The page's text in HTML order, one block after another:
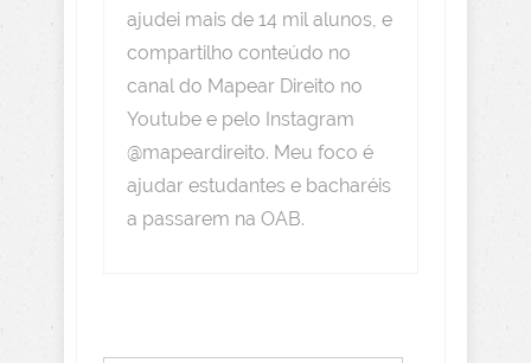
ajudei mais de 14 mil alunos, e
compartilho conteúdo no
canal do Mapear Direito no
Youtube e pelo Instagram
@mapeardireito. Meu foco é
ajudar estudantes e bacharéis
a passarem na OAB.